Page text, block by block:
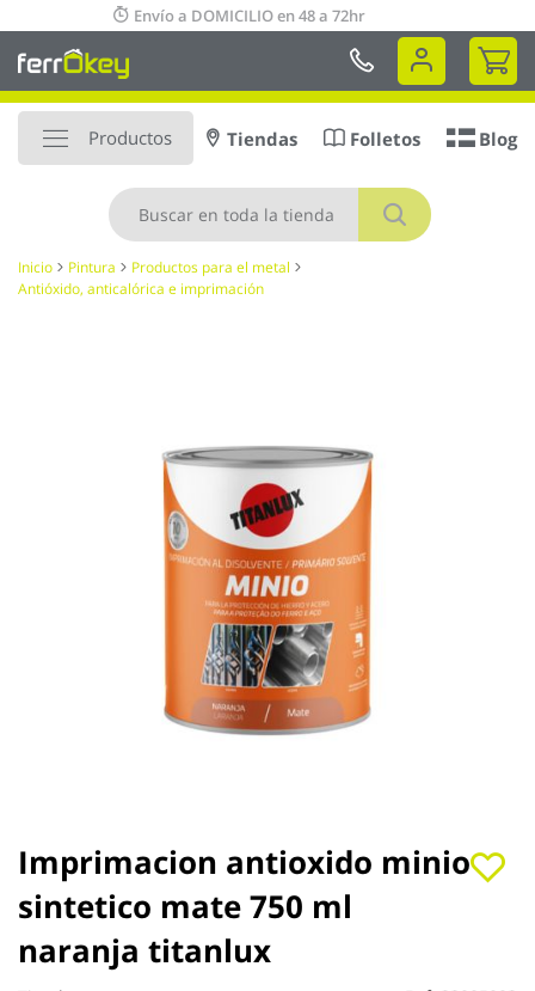
al
contenido
a DOMICILIO en 48 a 72hr
Mi
Productos
Buscar
Tiendas Folletos Blog
Inicio Pintura
Productos para el metal
Antióxido, anticalórica e imprimación
Imprimacion antioxido minio
sintetico mate 750 ml
naranja titanlux
Saltar
al
comienzo
de
la
galería